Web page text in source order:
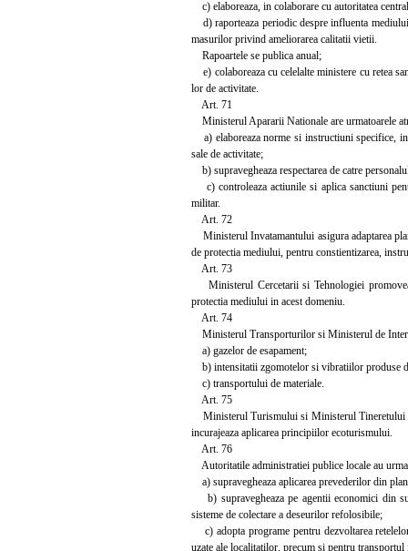
c) elaboreaza, in colaborare cu autoritatea
d) raporteaza periodic despre influenta
masurilor privind ameliorarea calitatii vietii.
Rapoartele se publica anual;
e) colaboreaza cu celelalte ministere cu retea
lor de activitate.
Art. 71
Ministerul Apararii Nationale are urmatoarele
a) elaboreaza norme si instructiuni specifice,
sale de activitate;
b) supravegheaza respectarea de catre
c) controleaza actiunile si aplica sanctiuni
militar.
Art. 72
Ministerul Invatamantului asigura adaptarea
de protectia mediului, pentru constientizarea,
Art. 73
Ministerul Cercetarii si Tehnologiei
protectia mediului in acest domeniu.
Art. 74
Ministerul Transporturilor si Ministerul de
a) gazelor de esapament;
b) intensitatii zgomotelor si vibratiilor produse
c) transportului de materiale.
Art. 75
Ministerul Turismului si Ministerul Tineretului
incurajeaza aplicarea principiilor ecoturismului.
Art. 76
Autoritatile administratiei publice locale au
a) supravegheaza aplicarea prevederilor din
b) supravegheaza pe agentii economici din
sisteme de colectare a deseurilor refolosibile;
c) adopta programe pentru dezvoltarea
uzate ale localitatilor, precum si pentru transportul